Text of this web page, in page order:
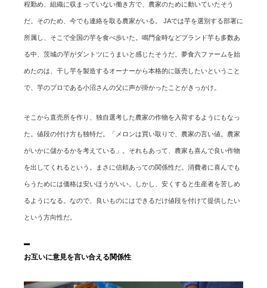
程勤め、組織に収まっていない働き方で、農家のために動いていたそう
だ。そのため、今でも連絡を取る農家がいる。 JAでは芋を選別する部署に
所属し、そこで全国の芋を食べ歩いた。鳴門金時などブランド芋も多数あ
る中、茨城の芋がダントツにうまいと感じたそうだ。夢食六ファームを始
めたのは、干し芋を製造するオーナーから本格的に販売したいということ
で、芋のプロである小沼さんの父に声が掛かったことがきっかけ。
そこから直売所を作り、独自選考した農家の作物を入荷するようにもなっ
た。値段の付け方も独特だ。「メロンは買い取りで、農家の言い値。農家
がいかに儲かるかを考えている」。それもあって、農家も喜んで良い作物
を出してくれるという。まさに信頼あっての関係性だ。消費者に喜んでも
らうためには価格は安いほうがいい。しかし、安くすると生産者を苦しめ
るようになる。なので、良いものにはできるだけ値段を付けて提供したい
という方向性だ。
お互いに意見を言い合える関係性